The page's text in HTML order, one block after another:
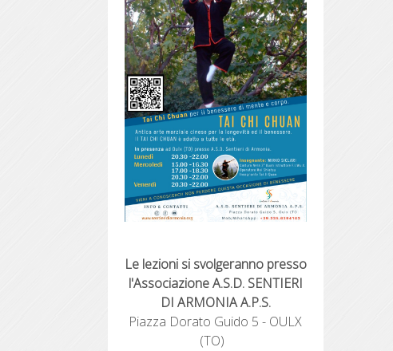
Le lezioni si svolgeranno presso
l'Associazione A.S.D. SENTIERI
DI ARMONIA A.P.S.
Piazza Dorato Guido 5 - OULX
(TO)